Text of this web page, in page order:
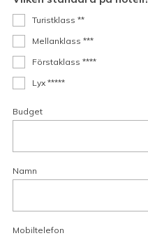
Turistklass **
Mellanklass ***
Förstaklass ****
Lyx *****
Budget
Namn
Mobiltelefon